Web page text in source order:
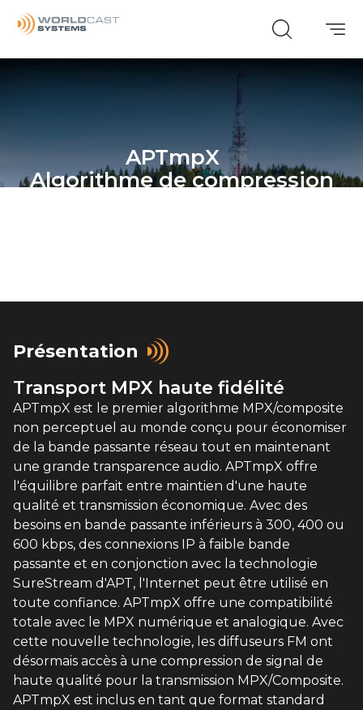
APTmpX
Algorithme de compression
Présentation
Transport MPX haute fidélité
APTmpX est le premier algorithme MPX/composite
non perceptuel au monde conçu pour économiser
de la bande passante réseau tout en maintenant
une grande transparence audio. APTmpX offre
l'équilibre parfait entre maintien d'une haute
qualité et transmission économique. Avec des
besoins en bande passante inférieurs à 300, 400 ou
600 kbps, des connexions IP à faible bande
passante et en conjonction avec la technologie
SureStream d'APT, l'Internet peut être utilisé en
toute confiance. APTmpX offre une compatibilité
totale avec le MPX numérique et analogique. Avec
cette nouvelle technologie, les diffuseurs FM ont
désormais accès à une compression de signal de
haute qualité pour la transmission MPX/Composite.
APTmpX est inclus en tant que format standard